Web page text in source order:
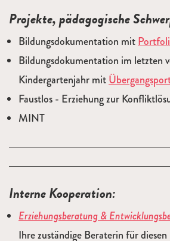
Projekte, pädagogische
Bildungsdokumentation mit
Bildungsdokumentation im letzten
Kindergartenjahr mit
Faustlos - Erziehung zur
MINT
Interne Kooperation:
Erziehungsberatung &
Ihre zuständige Beraterin für